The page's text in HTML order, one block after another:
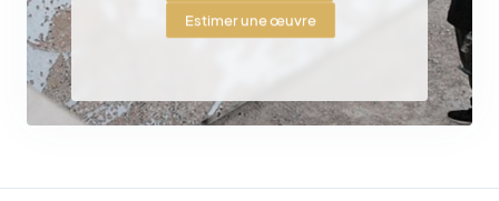
Estimer une œuvre